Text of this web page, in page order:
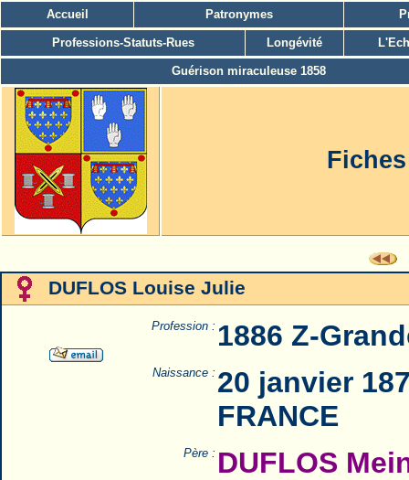
Accueil Patronymes
Professions-Statuts-Rues Longévité
Guérison miraculeuse 1858
DUFLOS Louise Julie
Profession : 1886 Z-
Naissance : 20 janvier
FRANCE
Père : DUFLOS